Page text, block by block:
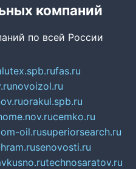
компаний
по всей России
fas.ru
novoizol.ru
orakul.spb.ru
cemko.ru
oil.rusuperiorsearch.ru
senovosti.ru
technosaratov.ru